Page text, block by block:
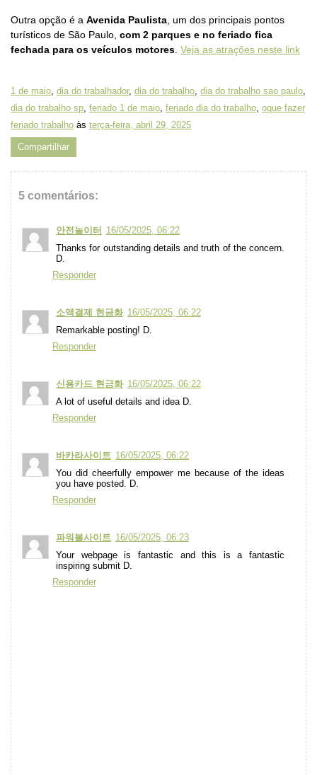
Outra opção é a Avenida Paulista , um dos principais pontos
turísticos de São Paulo, com 2 parques e no feriado fica
fechada para os veículos motores Veja as atrações neste link
1 de maio, dia do trabalhador, dia do trabalho, dia do trabalho sao paulo,
dia do trabalho sp, feriado 1 de maio, feriado dia do trabalho, oque fazer
feriado trabalho às terça-feira, abril 29, 2025
Compartilhar
5 comentários:
안전놀이터
16/05/2025, 06:22
Thanks for outstanding details and truth of the concern.
D.
Responder
소액결제 현금화 16/05/2025, 06:22
Remarkable posting! D.
Responder
신용카드 현금화 16/05/2025, 06:22
A lot of useful details and idea D.
Responder
바카라사이트 16/05/2025, 06:22
You did cheerfully empower me because of the ideas
you have posted. D.
Responder
파워볼사이트 16/05/2025, 06:23
Your webpage is fantastic and this is a fantastic
inspiring submit D.
Responder